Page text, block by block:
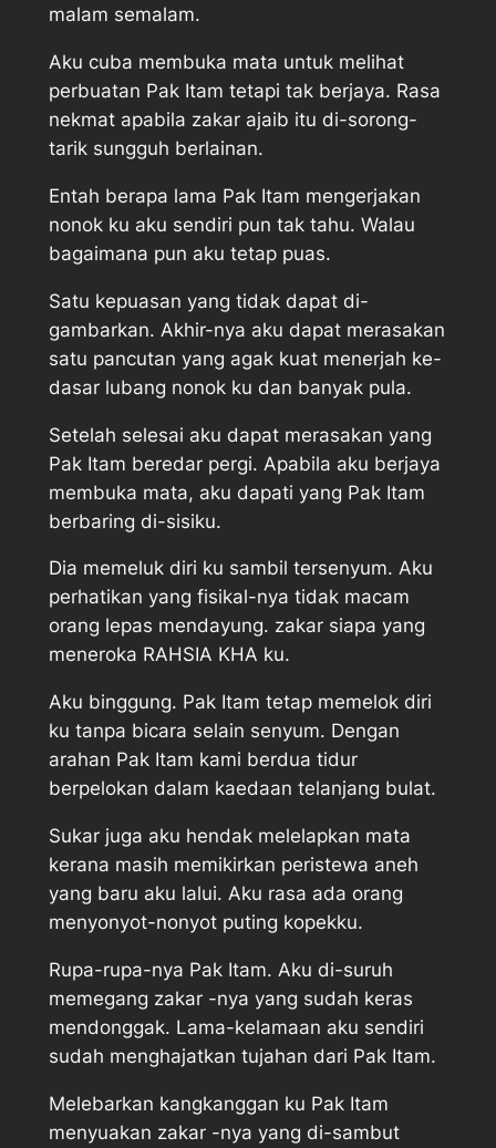
malam semalam.
Aku cuba membuka mata untuk melihat
perbuatan Pak Itam tetapi tak berjaya. Rasa
nekmat apabila zakar ajaib itu di-sorong-
tarik sungguh berlainan.
Entah berapa lama Pak Itam mengerjakan
nonok ku aku sendiri pun tak tahu. Walau
bagaimana pun aku tetap puas.
Satu kepuasan yang tidak dapat di-
gambarkan. Akhir-nya aku dapat merasakan
satu pancutan yang agak kuat menerjah ke-
dasar lubang nonok ku dan banyak pula.
Setelah selesai aku dapat merasakan yang
Pak Itam beredar pergi. Apabila aku berjaya
membuka mata, aku dapati yang Pak Itam
berbaring di-sisiku.
Dia memeluk diri ku sambil tersenyum. Aku
perhatikan yang fisikal-nya tidak macam
orang lepas mendayung. zakar siapa yang
meneroka RAHSIA KHA ku.
Aku binggung. Pak Itam tetap memelok diri
ku tanpa bicara selain senyum. Dengan
arahan Pak Itam kami berdua tidur
berpelokan dalam kaedaan telanjang bulat.
Sukar juga aku hendak melelapkan mata
kerana masih memikirkan peristewa aneh
yang baru aku lalui. Aku rasa ada orang
menyonyot-nonyot puting kopekku.
Rupa-rupa-nya Pak Itam. Aku di-suruh
memegang zakar -nya yang sudah keras
mendonggak. Lama-kelamaan aku sendiri
sudah menghajatkan tujahan dari Pak Itam.
Melebarkan kangkanggan ku Pak Itam
menyuakan zakar -nya yang di-sambut